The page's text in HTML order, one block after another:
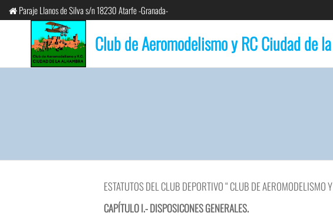
Saltar
al
Paraje Llanos de Silva s/n 18230 Atarfe -Granada-
Club de Aeromodelismo y RC Ciudad de
ESTATUTOS DEL CLUB DEPORTIVO “ CLUB DE AEROMODELISMO
CAPÍTULO I.- DISPOSICONES GENERALES.